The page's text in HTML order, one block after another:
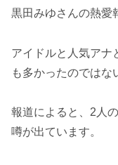
黒田みゆさんの熱愛
アイドルと人気アナ
も多かったのではな
報道によると、2人
噂が出ています。